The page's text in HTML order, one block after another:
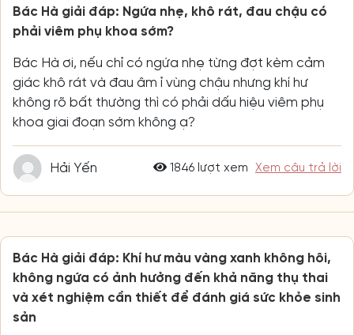
Bác Hà giải đáp: Ngứa nhẹ, khô rát, đau chậu có
phải viêm phụ khoa sớm?
Bác Hà ơi, nếu chỉ có ngứa nhẹ từng đợt kèm cảm
giác khô rát và đau âm ỉ vùng chậu nhưng khí hư
không rõ bất thường thì có phải dấu hiệu viêm phụ
khoa giai đoạn sớm không ạ?
Hải Yến 1846 lượt xem Xem câu trả lời
Bác Hà giải đáp: Khí hư màu vàng xanh không hôi,
không ngứa có ảnh hưởng đến khả năng thụ thai
và xét nghiệm cần thiết để đánh giá sức khỏe sinh
sản